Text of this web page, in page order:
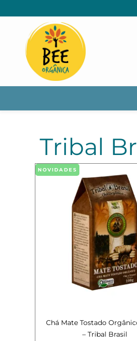
Tribal
NOVIDADES
Chá Mate Tostado
– Tribal Brasil